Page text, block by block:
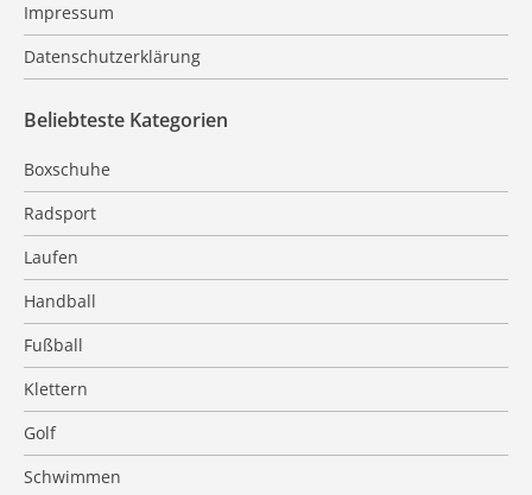
Impressum
Datenschutzerklärung
Beliebteste Kategorien
Boxschuhe
Radsport
Laufen
Handball
Fußball
Klettern
Golf
Schwimmen